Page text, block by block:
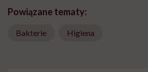
Powiązane tematy:
Bakterie Higiena